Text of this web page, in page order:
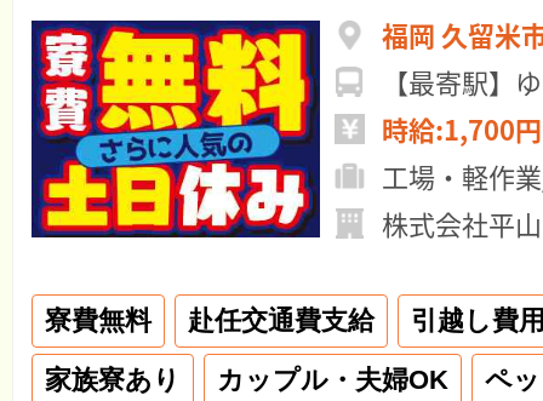
福岡 久留米
時給:1,700
工場・軽作
株式会社平
寮費無料 赴任交通費支給
引越し費
家族寮あり
カップル・夫婦OK ペ